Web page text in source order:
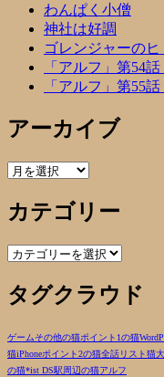
わんぱく小僧
神社は好調
ゴレンジャーのヒ
「アルフ」第54
「アルフ」第55
アーカイブ
ア
カ
イ
ブ
カテゴリー
カ
ゴ
リ
タグクラウド
ゲームその他の猫ポイント1の猫
猫iPhoneポイント2の猫全話リスト猫
の猫*ist DS駅周辺の猫アルフ